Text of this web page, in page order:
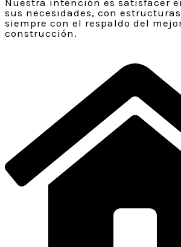
Nuestra intención es satisfacer
sus necesidades, con
siempre con el respaldo del
construcción.